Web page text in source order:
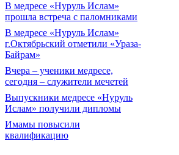
В медресе «Нуруль Ислам»
прошла встреча с паломниками
В медресе «Нуруль Ислам»
г.Октябрьский отметили «Ураза-
Байрам»
Вчера – ученики медресе,
сегодня – служители мечетей
Выпускники медресе «Нуруль
Ислам» получили дипломы
Имамы повысили
квалификацию